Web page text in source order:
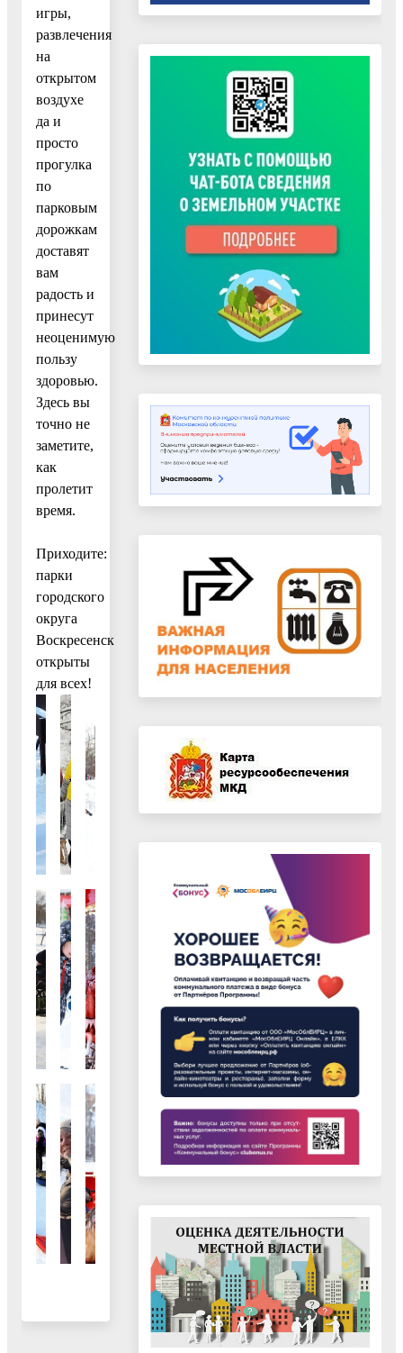
игры,
развлечения
на
открытом
воздухе
да и
просто
прогулка
по
парковым
дорожкам
доставят
вам
радость и
принесут
неоценимую
пользу
здоровью.
Здесь вы
точно не
заметите,
как
пролетит
время.
Приходите:
парки
городского
округа
Воскресенск
открыты
для всех!